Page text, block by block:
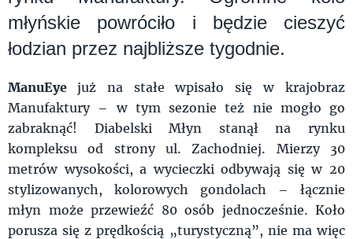
młyńskie powróciło i będzie cieszyć
łodzian przez najbliższe tygodnie.
ManuEye już na stałe wpisało się w krajobraz
Manufaktury – w tym sezonie też nie mogło go
zabraknąć! Diabelski Młyn stanął na rynku
kompleksu od strony ul. Zachodniej. Mierzy 30
metrów wysokości, a wycieczki odbywają się w 20
stylizowanych, kolorowych gondolach – łącznie
młyn może przewieźć 80 osób jednocześnie. Koło
porusza się z prędkością „turystyczną”, nie ma więc